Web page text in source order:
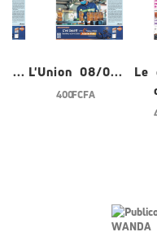
0... L'Union 08/0...
400 FCFA
Le